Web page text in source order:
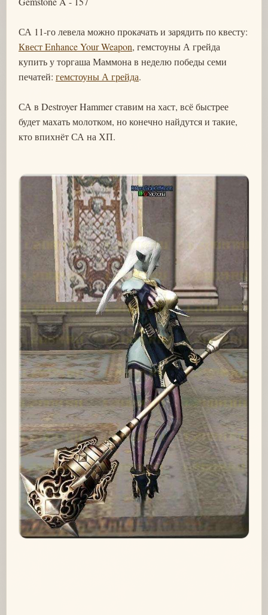
СА 11-го левела можно прокачать и зарядить по квесту:
Квест Enhance Your Weapon, гемстоуны А грейда
купить у торгаша Маммона в неделю победы семи
печатей: гемстоуны А грейда.
СА в Destroyer Hammer ставим на хаст, всё быстрее
будет махать молотком, но конечно найдутся и такие,
кто впихнёт СА на ХП.